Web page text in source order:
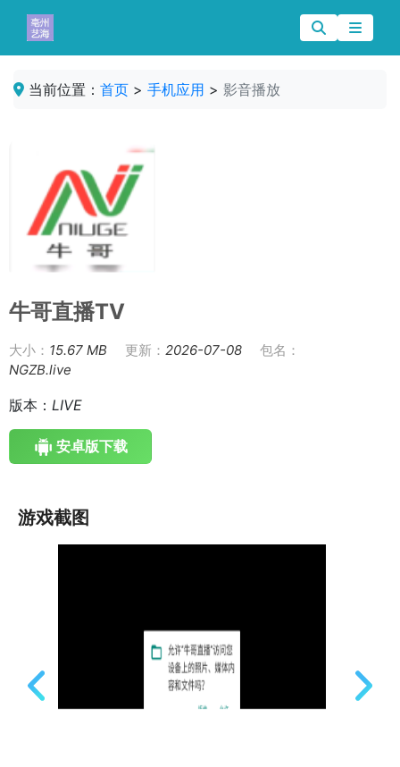
当前位置： 首页 > 手机应用 > 影音播放
牛哥直播TV
大小： 15.67 MB 更新： 2026-07-08
包名：
NGZB.live
版本： LIVE
安卓版下载
游戏截图